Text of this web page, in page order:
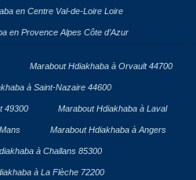
en Centre Val-de-Loire Loire
en Provence Alpes Côte d’Azur
Marabout Hdiakhaba à Orvault 44700
à Saint-Nazaire 44600
49300 Marabout Hdiakhaba à Laval
Marabout Hdiakhaba à Angers
à Challans 85300
à La Flèche 72200